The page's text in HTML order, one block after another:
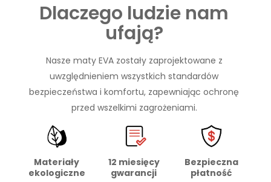
Dlaczego ludzie nam
ufają?
Nasze maty EVA zostały zaprojektowane z
uwzględnieniem wszystkich standardów
bezpieczeństwa i komfortu, zapewniając ochronę
przed wszelkimi zagrożeniami.
Materiały
ekologiczne
12 miesięcy
gwarancji
Bezpieczna
płatność